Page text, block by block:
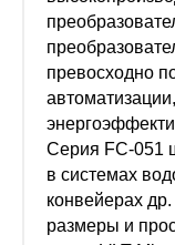
превосходно
Серия FC-051
в системах
конвейерах
размеры и